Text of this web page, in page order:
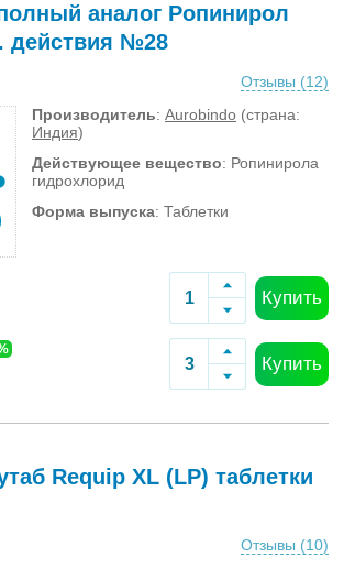
аналог Ропинирол
действия №28
Отзывы (12)
Производитель: Aurobindo (страна:
Индия)
Действующее вещество: Ропинирола
гидрохлорид
Форма выпуска: Таблетки
Купить
Купить
Requip XL (LP) таблетки
Отзывы (10)